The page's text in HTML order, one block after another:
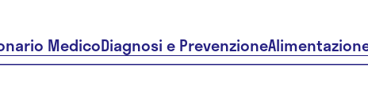
MedicoDiagnosi e Prevenzione